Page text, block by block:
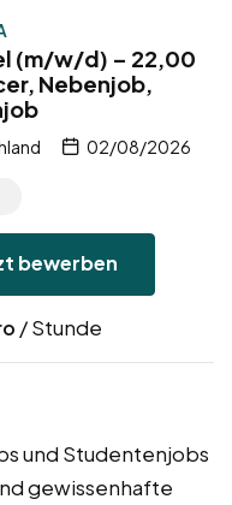
(m/w/d) – 22,00
Nebenjob,
02/08/2026
bewerben
/ Stunde
und Studentenjobs
gewissenhafte